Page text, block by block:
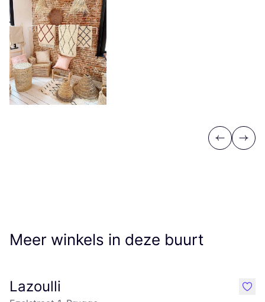
Previous
Next
Meer winkels in deze buurt
Lazoulli like